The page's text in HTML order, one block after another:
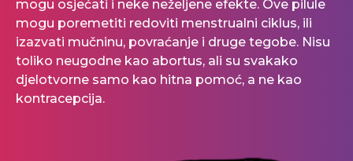
mogu osjećati i neke neželjene efekte. Ove pilule
mogu poremetiti redoviti menstrualni ciklus, ili
izazvati mučninu, povraćanje i druge tegobe. Nisu
toliko neugodne kao abortus, ali su svakako
djelotvorne samo kao hitna pomoć, a ne kao
kontracepcija.